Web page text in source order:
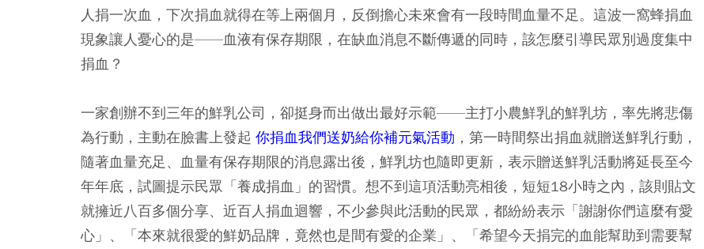
人捐一次血，下次捐血就得在等上兩個月，反倒擔心未來會有一段時間血量不足。這波一窩蜂捐血
現象讓人憂心的是——血液有保存期限，在缺血消息不斷傳遞的同時，該怎麼引導民眾別過度集中
捐血？
一家創辦不到三年的鮮乳公司，卻挺身而出做出最好示範——主打小農鮮乳的鮮乳坊，率先將悲傷
為行動，主動在臉書上發起 你捐血我們送奶給你補元氣活動 ，第一時間祭出捐血就贈送鮮乳行動，
隨著血量充足、血量有保存期限的消息露出後，鮮乳坊也隨即更新，表示贈送鮮乳活動將延長至今
年年底，試圖提示民眾「養成捐血」的習慣。想不到這項活動亮相後，短短18小時之內，該則貼文
就擁近八百多個分享、近百人捐血迴響，不少參與此活動的民眾，都紛紛表示「謝謝你們這麼有愛
心」、「本來就很愛的鮮奶品牌，竟然也是間有愛的企業」、「希望今天捐完的血能幫助到需要幫